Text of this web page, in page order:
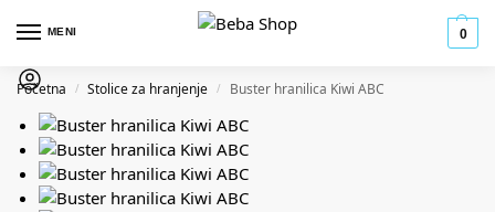
MENI 0
Početna / Stolice za hranjenje / Buster hranilica Kiwi ABC